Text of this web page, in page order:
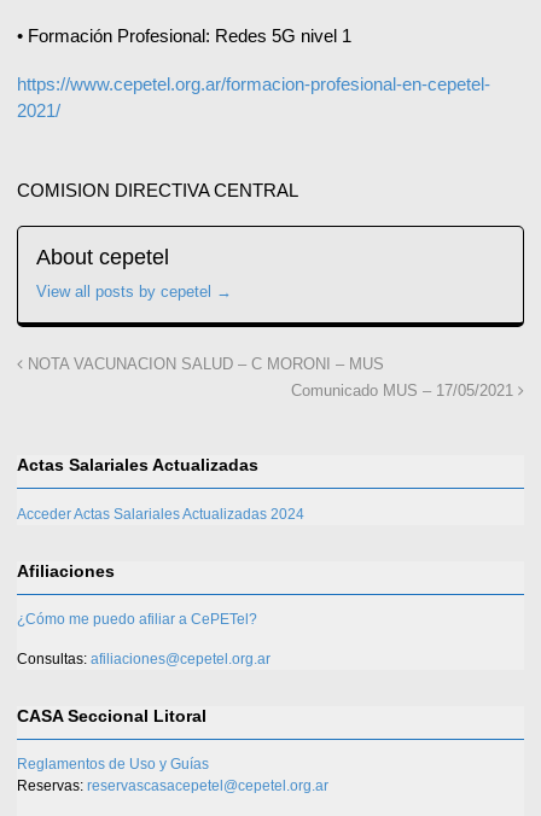
• Formación Profesional: Redes 5G nivel 1
https://www.cepetel.org.ar/formacion-profesional-en-cepetel-
2021/
COMISION DIRECTIVA CENTRAL
About cepetel
View all posts by cepetel →
NOTA VACUNACION SALUD – C MORONI – MUS
Comunicado MUS – 17/05/2021
Actas Salariales Actualizadas
Acceder Actas Salariales Actualizadas 2024
Afiliaciones
¿Cómo me puedo afiliar a CePETel?
Consultas: afiliaciones@cepetel.org.ar
CASA Seccional Litoral
Reglamentos de Uso y Guías
Reservas: reservascasacepetel@cepetel.org.ar